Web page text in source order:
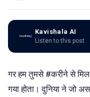
Kavishala AI
Listen to this post
गर हम तुमसे #करीने से मिल
गया होता। दुनिया ने जो